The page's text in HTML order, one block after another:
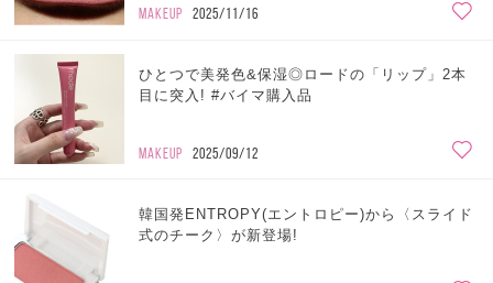
MAKEUP 2025/11/16
ひとつで美発色&保湿◎ロードの「リップ」2本
目に突入! #バイマ購入品
MAKEUP 2025/09/12
韓国発ENTROPY(エントロピー)から〈スライド
式のチーク〉が新登場!